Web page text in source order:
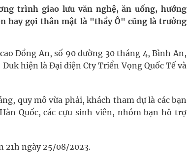
Nam
quản lý hoạt động nha khoa,
trình giao lưu văn nghệ, ăn uống, hướng
hay gọi thân mật là "thầy Ô" cũng là trưởng
Đồng An, số 90 đường 30 tháng 4, Bình An,
hiện là Đại diện Cty Triển Vọng Quốc Tế và
quy mô vừa phải, khách tham dự là các bạn
Quốc, các cựu sinh viên, nhóm bạn hỗ trợ
21h ngày 25/08/2023.